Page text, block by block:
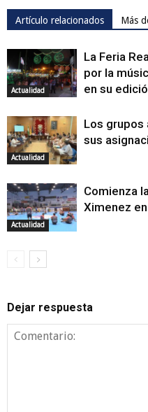
Artículo relacionados Más
Actualidad
La Feria
por la
en su
Actualidad
Los grupos
sus
Actualidad
Comienza
Ximenez
Dejar respuesta